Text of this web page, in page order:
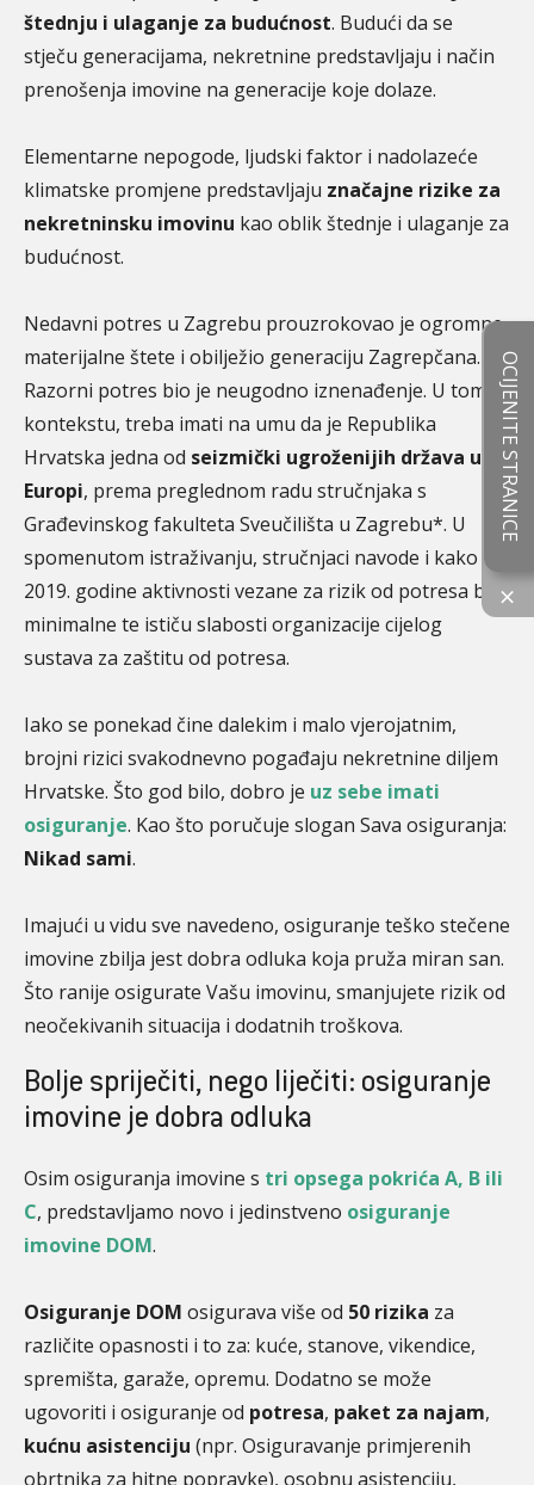
štednju i ulaganje za budućnost. Budući da se
stječu generacijama, nekretnine predstavljaju i način
prenošenja imovine na generacije koje dolaze.
Elementarne nepogode, ljudski faktor i nadolazeće
klimatske promjene predstavljaju značajne rizike za
nekretninsku imovinu kao oblik štednje i ulaganje za
budućnost.
Nedavni potres u Zagrebu prouzrokovao je ogromne
materijalne štete i obilježio generaciju Zagrepčana.
Razorni potres bio je neugodno iznenađenje. U tom
kontekstu, treba imati na umu da je Republika
Hrvatska jedna od seizmički ugroženijih država u
Europi, prema preglednom radu stručnjaka s
Građevinskog fakulteta Sveučilišta u Zagrebu*. U
spomenutom istraživanju, stručnjaci navode i kako su
2019. godine aktivnosti vezane za rizik od potresa bile
minimalne te ističu slabosti organizacije cijelog
sustava za zaštitu od potresa.
Iako se ponekad čine dalekim i malo vjerojatnim,
brojni rizici svakodnevno pogađaju nekretnine diljem
Hrvatske. Što god bilo, dobro je uz sebe imati
osiguranje. Kao što poručuje slogan Sava osiguranja:
Nikad sami.
Imajući u vidu sve navedeno, osiguranje teško stečene
imovine zbilja jest dobra odluka koja pruža miran san.
Što ranije osigurate Vašu imovinu, smanjujete rizik od
neočekivanih situacija i dodatnih troškova.
Bolje spriječiti, nego liječiti: osiguranje
imovine je dobra odluka
Osim osiguranja imovine s tri opsega pokrića A, B ili
C, predstavljamo novo i jedinstveno osiguranje
imovine DOM.
Osiguranje DOM osigurava više od 50 rizika za
različite opasnosti i to za: kuće, stanove, vikendice,
spremišta, garaže, opremu. Dodatno se može
ugovoriti i osiguranje od potresa, paket za najam,
kućnu asistenciju (npr. Osiguravanje primjerenih
obrtnika za hitne popravke), osobnu asistenciju,
×
OCIJENITE STRANICE